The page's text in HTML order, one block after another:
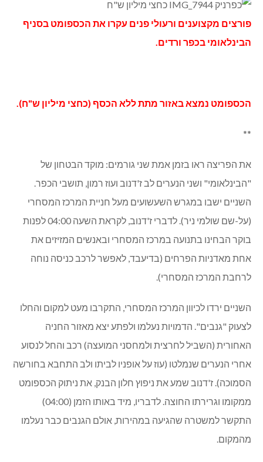
פורצים מקצוענים ורעולי פנים עקרו את הכספומט בסניף
הבינלאומי בכפר ורדים.
הכספומט נמצא באזור מתת ללא הכסף (כחצי מיליון ש"ח).
**
את הפריצה ראו בזמן אמת שני גורמים: מוקד הבטחון של
"הבינלאומי" ושני הנערים לב ז'דנוב ועוז רמון, תושבי הכפר.
השניים ישבו במגרש השעשועים מעל חניית המרכז המסחרי
(על-שם שולמי ניר). לדברי ז'דנוב, לקראת השעה 04:00 לפנות
בוקר הבחינו בתנועה במרכז המסחרי ובאנשים המזיזים את
אחת מאדניות הפרחים (בדיעבד, לאפשר לרכב כניסה נוחה
לרחבת המרכז המסחרי).
השניים ירדו לכיוון המרכז המסחרי, התקרבו מעט למקום והחלו
לצעוק "גנבים". הדמויות נעלמו ולפתע יצא מאזור החניה
האחורית (השביל לחרצית ולמחסני המועצה) רכב והחל לנסוע
אחרי הנערים שנמלטו (עוז על אופניו לביתו ולב התחבא בחורשה
הסמוכה). ז'דנוב שמע את ניפוץ חלון הבנק, את ניתוק הכספומט
ממקומו וגרירתו החוצה. לדבריו, מיד באותו הזמן (04:00)
התקשר למשטרה שהגיעה במהירות, אולם הגנבים כבר נעלמו
מהמקום.